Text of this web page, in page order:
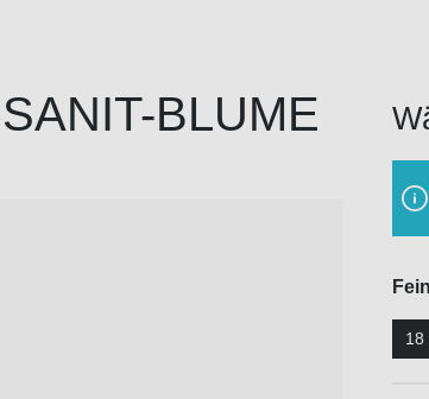
BLUME
18